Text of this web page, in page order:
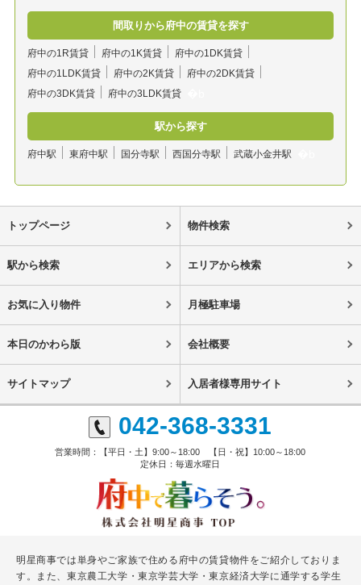
間取りから府中の賃貸を探す
府中の1R賃貸 府中の1K賃貸
府中の1DK賃貸
府中の1LDK賃貸
府中の2K賃貸
府中の2DK賃貸
府中の3DK賃貸
府中の3LDK賃貸
駅から探す
府中駅 東府中駅 国分寺駅 西国分寺駅 武蔵小金井駅
トップページ 物件検索
駅から検索 エリアから検索
お気に入り物件 月極駐車場
本日のかわら版 会社概要
サイトマップ 入居者様専用サイト
042-368-3331
営業時間：【平日・土】9:00～18:00 【日・祝】10:00～18:00
定休日：毎週水曜日
明星商事では単身やご家族で住める府中の賃貸物件をご紹介しておりま
す。また、東京農工大学・東京学芸大学・東京経済大学に通学する学生